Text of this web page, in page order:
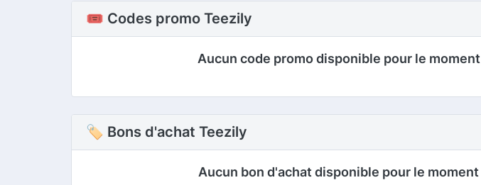
🎟️ Codes promo Teezily
Aucun code promo disponible pour le moment
🏷 Bons d'achat Teezily
Aucun bon d'achat disponible pour le moment